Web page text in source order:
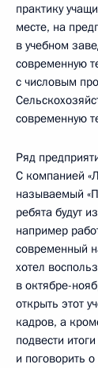
практику
месте, на
в учебном
современную
с числовым
современную
Ряд
С компанией
называемый
ребята будут
например
современный
хотел
в октябре-
открыть этот
кадров, а
подвести
и поговорить